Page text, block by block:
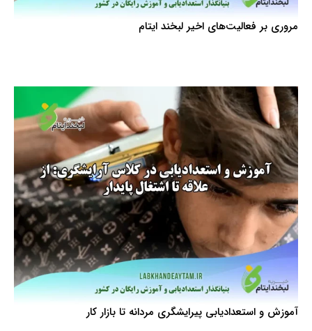
مروری بر فعالیت‌های اخیر لبخند ایتام
آموزش و استعدادیابی پیرایشگری مردانه تا بازار کار